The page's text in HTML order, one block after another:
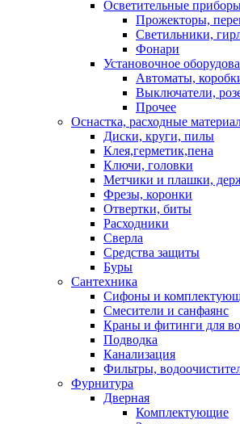
Осветительные
Прожекторы,
Светильники,
Фонари
Установочное
Автоматы,
Выключатели,
Прочее
Оснастка, расходные
Диски, круги, пилы
Клея,герметик,пена
Ключи, головки
Метчики и плашки,
Фрезы, коронки
Отвертки, биты
Расходники
Сверла
Средства защиты
Буры
Сантехника
Сифоны и
Смесители и санфаянс
Краны и фитинги для
Подводка
Канализация
Фильтры,
Фурнитура
Дверная
Комплектующие